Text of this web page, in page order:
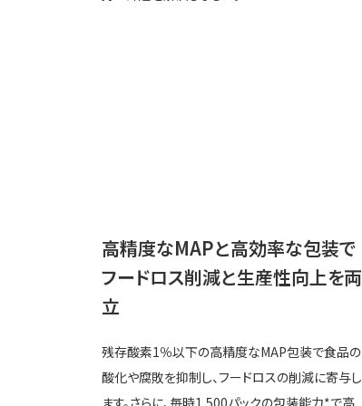
高精度なMAPと高効率な包装で
フードロス削減と生産性向上を両
立
残存酸素1％以下の高精度なMAP包装で食品の
酸化や腐敗を抑制し、フードロスの削減に寄与し